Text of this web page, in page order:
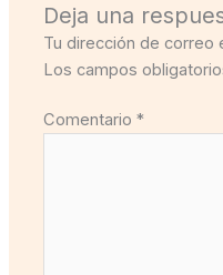
Deja una
Tu dirección de correo
Los campos
Comentario*